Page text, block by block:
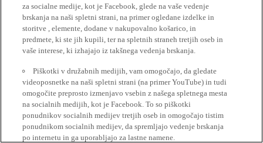
za socialne medije, kot je Facebook, glede na vaše vedenje
brskanja na naši spletni strani, na primer ogledane izdelke in
storitve , elemente, dodane v nakupovalno košarico, in
predmete, ki ste jih kupili, ter na spletnih straneh tretjih oseb in
vaše interese, ki izhajajo iz takšnega vedenja brskanja.
Piškotki v družabnih medijih, vam omogočajo, da gledate
videoposnetke na naši spletni strani (na primer YouTube) in tudi
omogočite preprosto izmenjavo vsebin z našega spletnega mesta
na socialnih medijih, kot je Facebook. To so piškotki
ponudnikov socialnih medijev tretjih oseb in omogočajo tistim
ponudnikom socialnih medijev, da spremljajo vedenje brskanja
po internetu in ga uporabljajo za lastne namene.